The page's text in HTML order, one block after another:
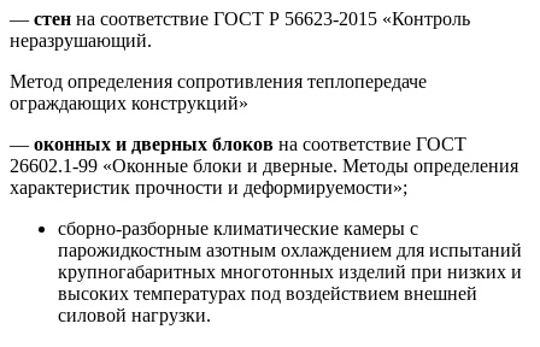
— стен на соответствие ГОСТ Р 56623-2015 «Контроль
неразрушающий.
Метод определения сопротивления теплопередаче
ограждающих конструкций»
— оконных и дверных блоков на соответствие ГОСТ
26602.1-99 «Оконные блоки и дверные. Методы определения
характеристик прочности и деформируемости»;
сборно-разборные климатические камеры с
парожидкостным азотным охлаждением для испытаний
крупногабаритных многотонных изделий при низких и
высоких температурах под воздействием внешней
силовой нагрузки.